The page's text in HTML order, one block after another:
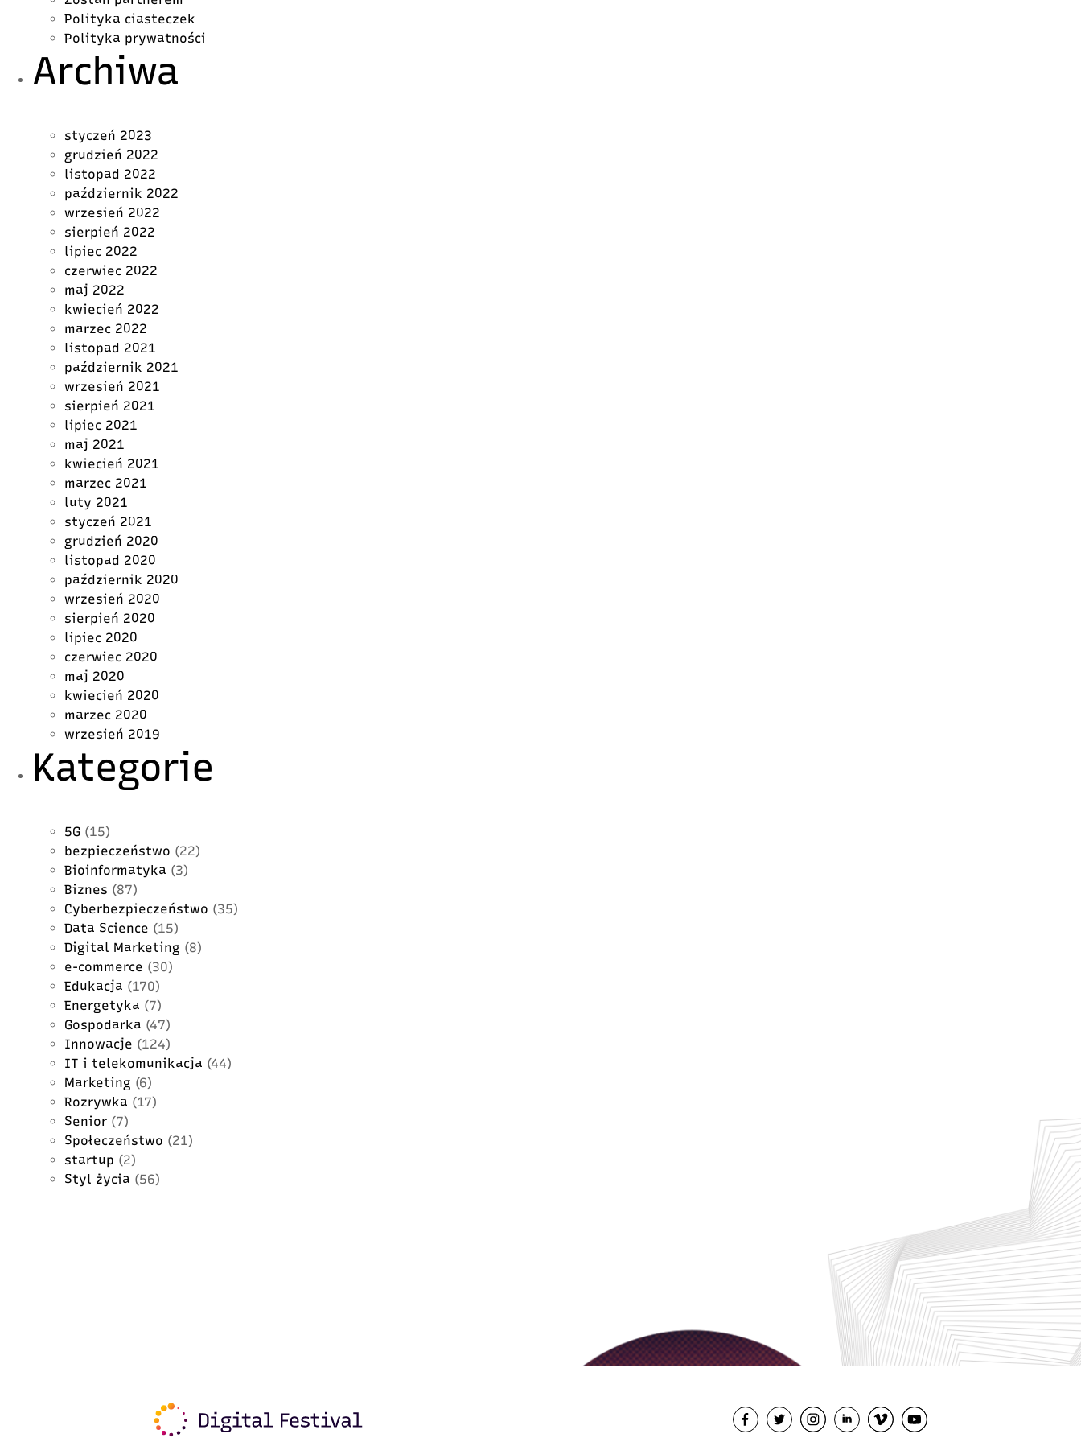
Polityka ciasteczek
Polityka prywatności
Archiwa
styczeń 2023
grudzień 2022
listopad 2022
październik 2022
wrzesień 2022
sierpień 2022
lipiec 2022
czerwiec 2022
maj 2022
kwiecień 2022
marzec 2022
listopad 2021
październik 2021
wrzesień 2021
sierpień 2021
lipiec 2021
maj 2021
kwiecień 2021
marzec 2021
luty 2021
styczeń 2021
grudzień 2020
listopad 2020
październik 2020
wrzesień 2020
sierpień 2020
lipiec 2020
czerwiec 2020
maj 2020
kwiecień 2020
marzec 2020
wrzesień 2019
Kategorie
5G (15)
bezpieczeństwo (22)
Bioinformatyka (3)
Biznes (87)
Cyberbezpieczeństwo (35)
Data Science (15)
Digital Marketing (8)
e-commerce (30)
Edukacja (170)
Energetyka (7)
Gospodarka (47)
Innowacje (124)
IT i telekomunikacja (44)
Marketing (6)
Rozrywka (17)
Senior (7)
Społeczeństwo (21)
startup (2)
Styl życia (56)